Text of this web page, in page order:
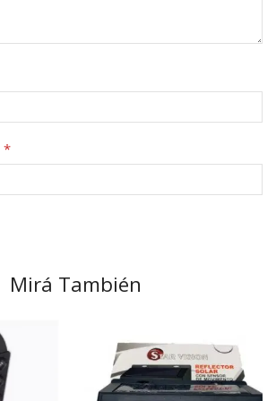
*
Mirá También